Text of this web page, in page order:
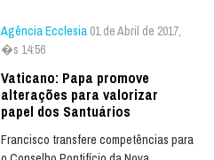
Agência Ecclesia 01 de Abril de 2017,
�s 14:56
Vaticano: Papa promove
alterações para valorizar
papel dos Santuários
Francisco transfere competências para